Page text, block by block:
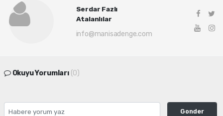
Serdar Fazlı
Atalanlılar
info@manisadenge.com
Okuyu Yorumları (0)
Gonder